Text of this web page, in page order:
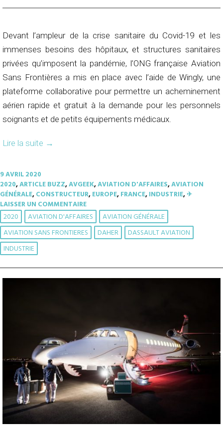
Devant l’ampleur de la crise sanitaire du Covid-19 et les
immenses besoins des hôpitaux, et structures sanitaires
privées qu’imposent la pandémie, l’ONG française Aviation
Sans Frontières a mis en place avec l’aide de Wingly, une
plateforme collaborative pour permettre un acheminement
aérien rapide et gratuit à la demande pour les personnels
soignants et de petits équipements médicaux.
Lire la suite →
9 AVRIL 2020
2020,ARTICLE BUZZ,AVGEEK,AVIATION D'AFFAIRES,AVIATION
GÉNÉRALE,CONSTRUCTEUR,EUROPE,FRANCE,INDUSTRIE,✈︎
LAISSER UN COMMENTAIRE
2020 AVIATION D'AFFAIRES
AVIATION GÉNÉRALE
AVIATION SANS FRONTIERES
DAHER
DASSAULT AVIATION
INDUSTRIE